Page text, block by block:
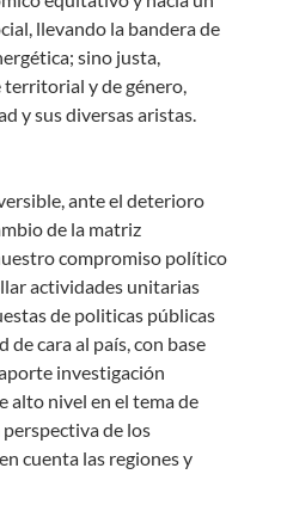
llevando la bandera de
sino justa,
y de género,
y sus diversas aristas.
ante el deterioro
de la matriz
compromiso político
actividades unitarias
de politicas públicas
cara al país, con base
investigación
alto nivel en el tema de
de los
cuenta las regiones y